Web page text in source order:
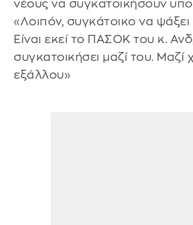
νέους να συγκατοικήσουν
«Λοιπόν, συγκάτοικο να ψάξει
Είναι εκεί το ΠΑΣΟΚ του κ.
συγκατοικήσει μαζί του. Μαζί
εξάλλου»